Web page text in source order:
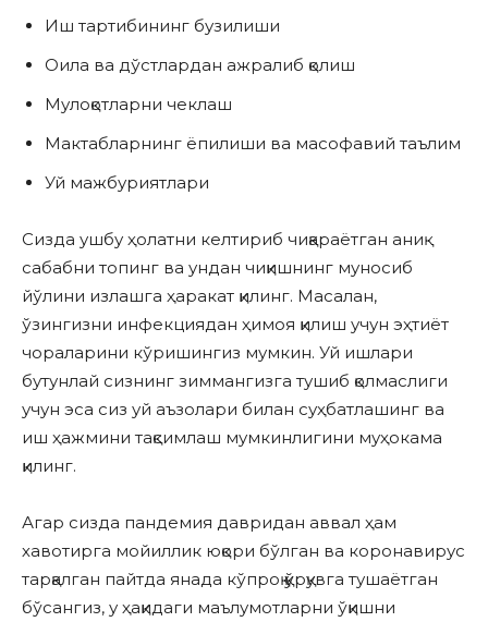
Иш тартибининг бузилиши
Оила ва дўстлардан ажралиб қолиш
Мулоқотларни чеклаш
Мактабларнинг ёпилиши ва масофавий таълим
Уй мажбуриятлари
Сизда ушбу ҳолатни келтириб чиқараётган аниқ
сабабни топинг ва ундан чиқишнинг муносиб
йўлини излашга ҳаракат қилинг. Масалан,
ўзингизни инфекциядан ҳимоя қилиш учун эҳтиёт
чораларини кўришингиз мумкин. Уй ишлари
бутунлай сизнинг зиммангизга тушиб қолмаслиги
учун эса сиз уй аъзолари билан суҳбатлашинг ва
иш ҳажмини тақсимлаш мумкинлигини муҳокама
қилинг.
Агар сизда пандемия давридан аввал ҳам
хавотирга мойиллик юқори бўлган ва коронавирус
тарқалган пайтда янада кўпроқ қўрқувга тушаётган
бўсангиз, у ҳақидаги маълумотларни ўқишни